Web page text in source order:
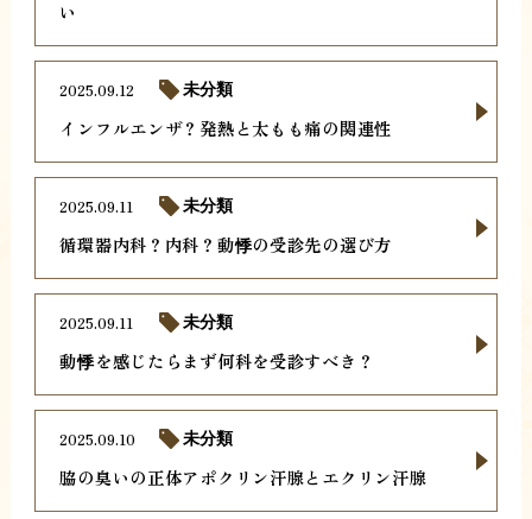
い
インフルエンザ？発熱と太もも痛の関連性
2025.09.12 未分類
循環器内科？内科？動悸の受診先の選び方
2025.09.11 未分類
動悸を感じたらまず何科を受診すべき？
2025.09.11 未分類
脇の臭いの正体アポクリン汗腺とエクリン汗腺
2025.09.10 未分類